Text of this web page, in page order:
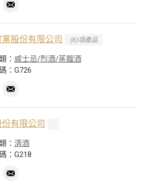
股份有限公司 (6)項產品
： 威士忌/烈酒/蒸餾酒
：G726
有限公司
： 清酒
：G218